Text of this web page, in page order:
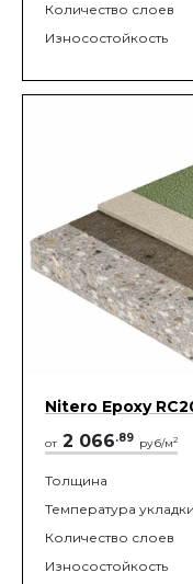
Количество слоев
Износостойкость
Nitero Epoxy
от 2 066.89 руб/м2
Толщина
Температура укладки
Количество слоев
Износостойкость